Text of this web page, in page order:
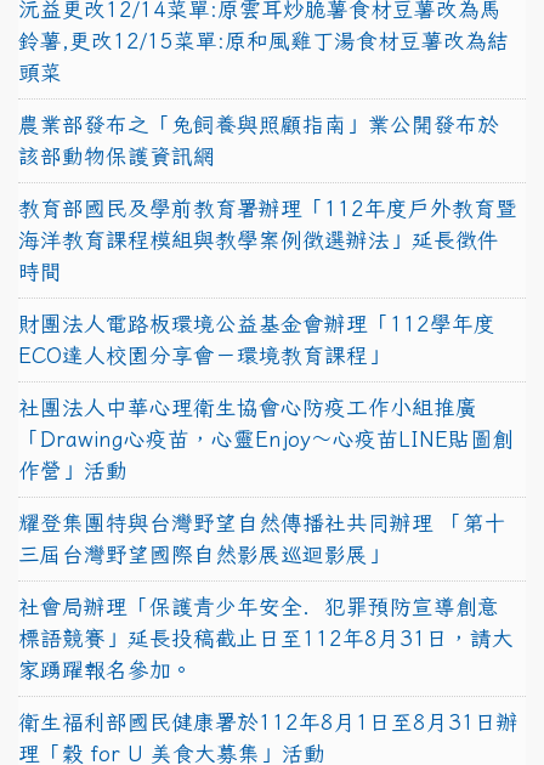
沅益更改12/14菜單:原雲耳炒脆薯食材豆薯改為馬
鈴薯,更改12/15菜單:原和風雞丁湯食材豆薯改為結
頭菜
農業部發布之「兔飼養與照顧指南」業公開發布於
該部動物保護資訊網
教育部國民及學前教育署辦理「112年度戶外教育暨
海洋教育課程模組與教學案例徵選辦法」延長徵件
時間
財團法人電路板環境公益基金會辦理「112學年度
ECO達人校園分享會－環境教育課程」
社團法人中華心理衛生協會心防疫工作小組推廣
「Drawing心疫苗，心靈Enjoy〜心疫苗LINE貼圖創
作營」活動
耀登集團特與台灣野望自然傳播社共同辦理 「第十
三屆台灣野望國際自然影展巡迴影展」
社會局辦理「保護青少年安全．犯罪預防宣導創意
標語競賽」延長投稿截止日至112年8月31日，請大
家踴躍報名參加。
衛生福利部國民健康署於112年8月1日至8月31日辦
理「穀 for U 美食大募集」活動